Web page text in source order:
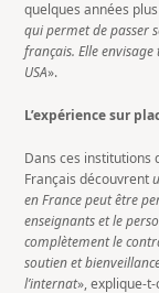
quelques années
qui permet de passer
français. Elle
USA».
L’expérience sur
Dans ces institutions
Français découvrent
en France peut être
enseignants et le
complètement le
soutien et
l’internat», explique-